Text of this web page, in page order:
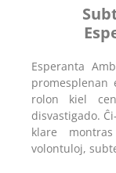
Esperanta
promesplenan
rolon kiel
disvastigado.
klare
volontuloj,